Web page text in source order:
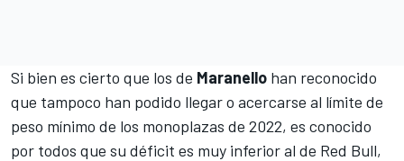
Si bien es cierto que los de Maranello han reconocido
que tampoco han podido llegar o acercarse al límite de
peso mínimo de los monoplazas de 2022, es conocido
por todos que su déficit es muy inferior al de Red Bull,